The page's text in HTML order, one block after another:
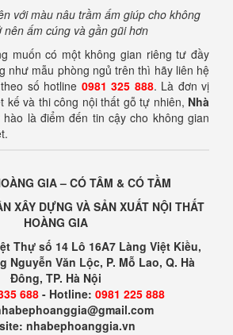
với màu nâu trầm ấm giúp cho không
nên ấm cúng và gần gũi hơn
muốn có một không gian riêng tư đầy
như mẫu phòng ngủ trên thì hãy liên hệ
số hotline 0981 325 888. Là đơn vị
kế và thi công nội thất gỗ tự nhiên, Nhà
là điểm đến tin cậy cho không gian
GIA – CÓ TÂM & CÓ TẦM
XÂY DỰNG VÀ SẢN XUẤT NỘI THẤT
HOÀNG GIA
Thự số 14 Lô 16A7 Làng Việt Kiều,
Nguyễn Văn Lộc, P. Mỗ Lao, Q. Hà
Đông, TP. Hà Nội
688 - Hotline: 0981 225 888
nhabephoanggia.vn